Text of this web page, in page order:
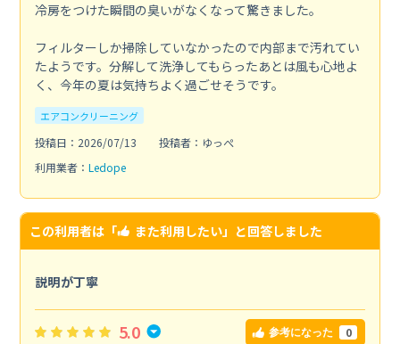
冷房をつけた瞬間の臭いがなくなって驚きました。
フィルターしか掃除していなかったので内部まで汚れてい
たようです。分解して洗浄してもらったあとは風も心地よ
く、今年の夏は気持ちよく過ごせそうです。
エアコンクリーニング
投稿日：2026/07/13
投稿者：ゆっぺ
利用業者： Ledope
この利用者は「 また利用したい」と回答しました
説明が丁寧
5.0 参考になった 0